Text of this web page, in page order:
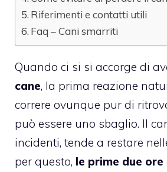
Riferimenti e contatti utili
Faq – Cani smarriti
Quando ci si si accorge di
cane, la prima reazione
correre ovunque pur di
può essere uno sbaglio. Il
incidenti, tende a restare
per questo, le prime due ore